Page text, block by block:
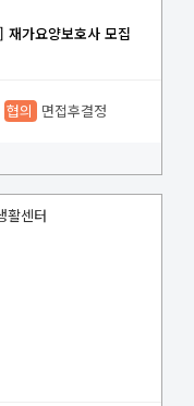
가요양보호사 모집
협의 면접후결정
활센터